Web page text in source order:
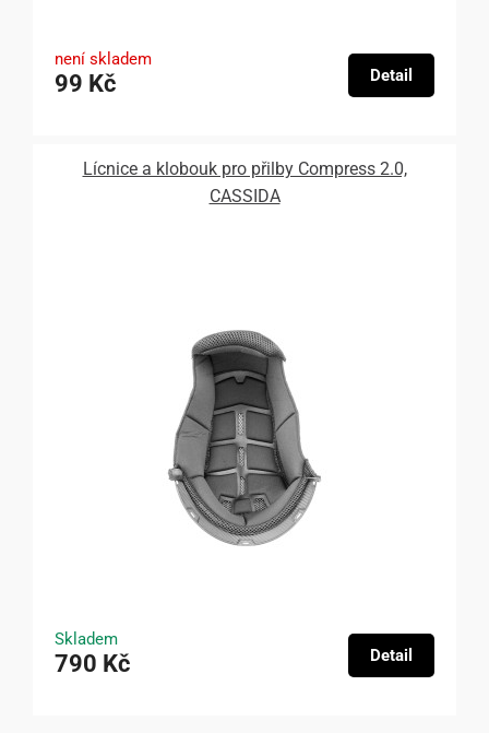
není skladem
99 Kč Detail
Lícnice a klobouk pro přilby Compress 2.0,
CASSIDA
Skladem
790 Kč Detail